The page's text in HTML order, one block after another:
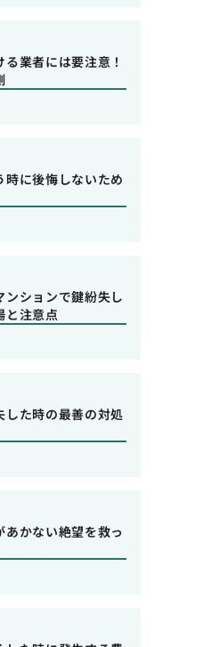
業者には要注意！
時に後悔しないため
ンションで鍵紛失し
と注意点
した時の最善の対処
かない絶望を救っ